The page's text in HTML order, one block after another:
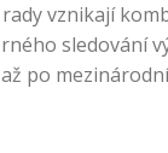
vznikají
sledování
po